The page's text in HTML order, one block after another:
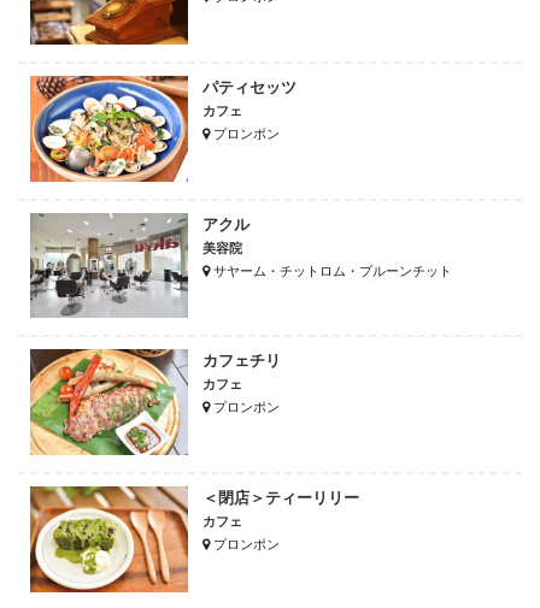
パティセッツ
カフェ
プロンポン
アクル
美容院
サヤーム・チットロム・プルーンチット
カフェチリ
カフェ
プロンポン
＜閉店＞ティーリリー
カフェ
プロンポン